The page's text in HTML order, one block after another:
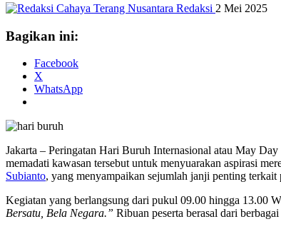
Redaksi 2 Mei 2025
Bagikan ini:
Facebook
X
WhatsApp
Jakarta – Peringatan Hari Buruh Internasional atau May
memadati kawasan tersebut untuk menyuarakan aspirasi
Subianto, yang menyampaikan sejumlah janji penting terkait
Kegiatan yang berlangsung dari pukul 09.00 hingga 13.00
Bersatu, Bela Negara.” Ribuan peserta berasal dari